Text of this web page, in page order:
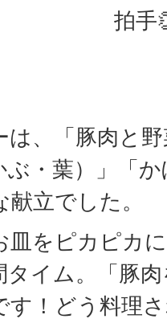
拍手
は、「豚肉と
・葉）」「
立でした。
皿をピカピカ
タイム。「豚
す！どう料理